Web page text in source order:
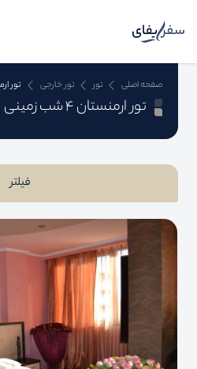
صفحه اصلی تور تور خارجی تور
تور ارمنستان 4 شب زمینی
فیلتر